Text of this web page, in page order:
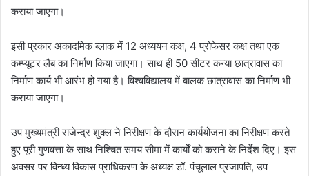
कराया जाएगा।
इसी प्रकार अकादमिक ब्लाक में 12 अध्ययन कक्ष, 4 प्रोफेसर कक्ष तथा एक
कम्प्यूटर लैब का निर्माण किया जाएगा। साथ ही 50सीटर कन्या छात्रावास का
निर्माण कार्य भी आरंभ हो गया है। विश्वविद्यालय में बालक छात्रावास का निर्माण भी
कराया जाएगा।
उप मुख्यमंत्री राजेन्द्र शुक्ल ने निरीक्षण के दौरान कार्ययोजना का निरीक्षण करते
हुए पूरी गुणवत्ता के साथ निश्चित समय सीमा में कार्यों को कराने के निर्देश दिए। इस
अवसर पर विन्ध्य विकास प्राधिकरण के अध्यक्ष डॉ. पंचूलाल प्रजापति,उप